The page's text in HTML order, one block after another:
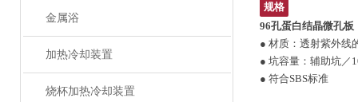
金属浴
加热冷却装置
烧杯加热冷却装置
规格
96孔蛋白结晶微孔板
● 材质：透射紫外线
● 坑容量：辅助坑／
● 符合SBS标准